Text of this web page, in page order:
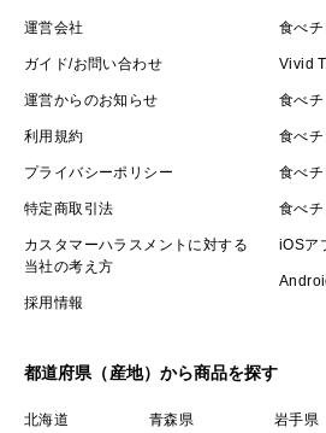
運営会社
ガイド/お問い合わせ
運営からのお知らせ
利用規約
プライバシーポリシー
特定商取引法
カスタマーハラスメントに対する
当社の考え方
採用情報
食べ
Vivid
食べ
食べ
食べ
食べ
iOSア
都道府県（産地）から商品を探す
北海道 青森県 岩手県